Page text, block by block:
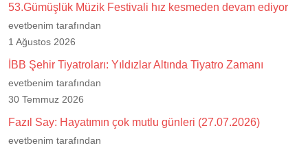
53.Gümüşlük Müzik Festivali hız kesmeden devam ediyor
evetbenim tarafından
1 Ağustos 2026
İBB Şehir Tiyatroları: Yıldızlar Altında Tiyatro Zamanı
evetbenim tarafından
30 Temmuz 2026
Fazıl Say: Hayatımın çok mutlu günleri (27.07.2026)
evetbenim tarafından